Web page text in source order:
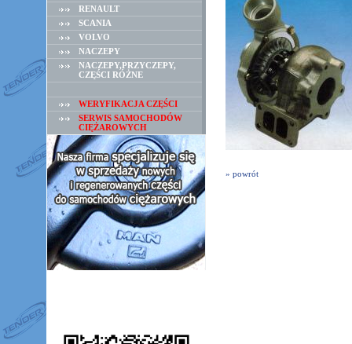
RENAULT
SCANIA
VOLVO
NACZEPY
NACZEPY,PRZYCZEPY,
CZĘŚCI RÓŻNE
WERYFIKACJA CZĘŚCI
SERWIS SAMOCHODÓW
CIĘŻAROWYCH
» powrót